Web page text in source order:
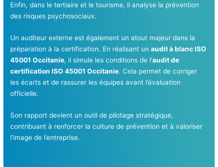
Enfin, dans le tertiaire et le tourisme, il analyse la prévention
des risques psychosociaux.
Un auditeur externe est également un atout majeur dans la
préparation à la certification. En réalisant unaudit à blanc ISO
45001 Occitanie, il simule les conditions de l’audit de
certification ISO 45001 Occitanie. Cela permet de corriger
les écarts et de rassurer les équipes avant l’évaluation
officielle.
Son rapport devient un outil de pilotage stratégique,
contribuant à renforcer la culture de prévention et à valoriser
l’image de l’entreprise.